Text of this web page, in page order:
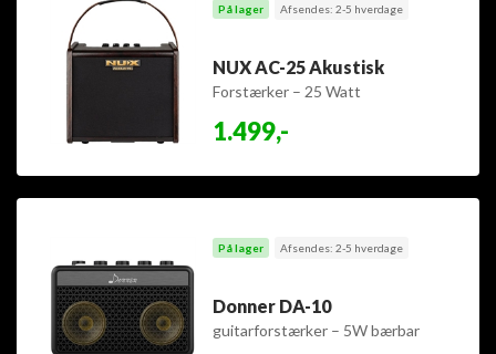
På lager Afsendes: 2-5 hverdage
NUX AC-25 Akustisk
Forstærker – 25 Watt
1.499,-
På lager Afsendes: 2-5 hverdage
Donner DA-10
guitarforstærker – 5W bærbar